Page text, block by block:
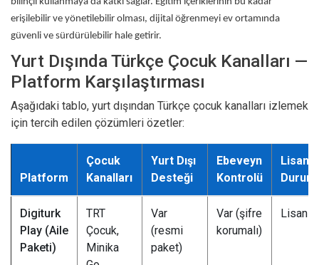
erişilebilir ve yönetilebilir olması, dijital öğrenmeyi ev ortamında
güvenli ve sürdürülebilir hale getirir.
Yurt Dışında Türkçe Çocuk Kanalları —
Platform Karşılaştırması
Aşağıdaki tablo, yurt dışından Türkçe çocuk kanalları izlemek
için tercih edilen çözümleri özetler:
Platform
Çocuk
Kanalları
Yurt Dışı
Desteği
Ebeveyn
Kontrolü
Lisans
Digiturk
Play (Aile
Paketi)
TRT
Çocuk,
Minika
Var
(resmi
paket)
Var (şifre
korumalı)
Lisanslı